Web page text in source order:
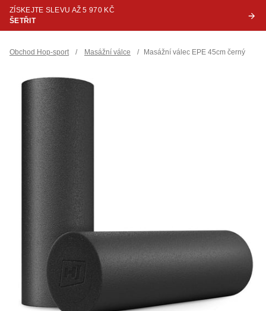
ZÍSKEJTE SLEVU AŽ 5 970 KČ
ŠETŘIT
Obchod Hop-sport / Masážní válce / Masážní válec EPE 45cm černý